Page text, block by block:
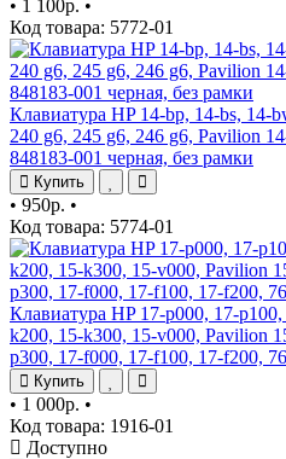
• 1 100р. •
Код товара: 5772-01
Клавиатура HP 14-bp, 14-bs, 14-
240 g6, 245 g6, 246 g6, Pavilion
848183-001 черная, без рамки
Купить
• 950р. •
Код товара: 5774-01
Клавиатура HP 17-p000, 17-
k200, 15-k300, 15-v000, Pavilion
p300, 17-f000, 17-f100, 17-f200,
Купить
• 1 000р. •
Код товара: 1916-01
Доступно